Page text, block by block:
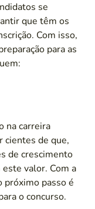
se
que têm os
Com isso,
para as
na carreira
cientes de que,
de crescimento
valor. Com a
próximo passo é
o concurso.